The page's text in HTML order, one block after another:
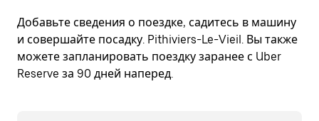
Добавьте сведения о поездке, садитесь в машину
и совершайте посадку. Pithiviers-Le-Vieil. Вы также
можете запланировать поездку заранее с Uber
Reserve за 90 дней наперед.